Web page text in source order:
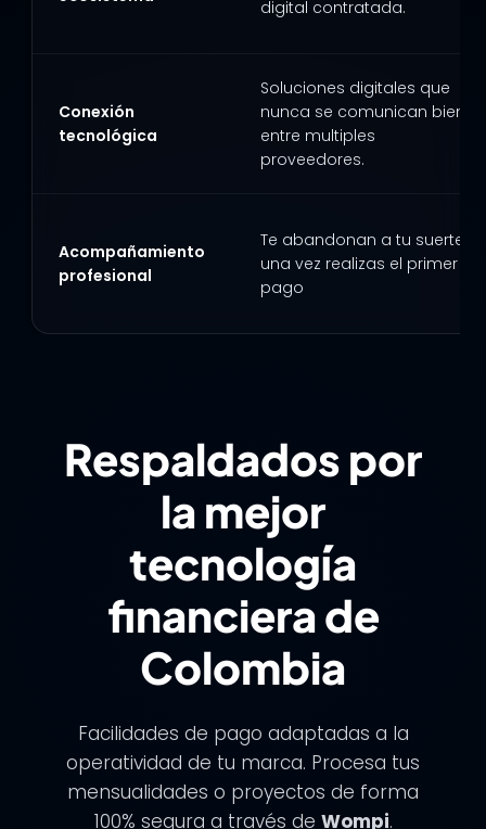
digital contratada.
Conexión
tecnológica
Soluciones digitales que
nunca se comunican bien
entre multiples
proveedores.
Acompañamiento
profesional
Te abandonan a tu suerte
una vez realizas el primer
pago
Respaldados por
la mejor
tecnología
financiera de
Colombia
Facilidades de pago adaptadas a la
operatividad de tu marca. Procesa tus
mensualidades o proyectos de forma
100% segura a través de Wompi.